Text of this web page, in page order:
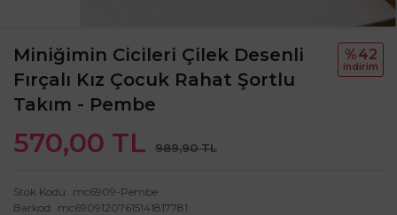
Miniğimin Cicileri Çilek Desenli
Fırçalı Kız Çocuk Rahat Şortlu
Takım - Pembe
570,00 TL 989,90 TL
%42
i̇ndi̇ri̇m
Stok Kodu
mc6909-Pembe
Barkod
mc69091207615141817781